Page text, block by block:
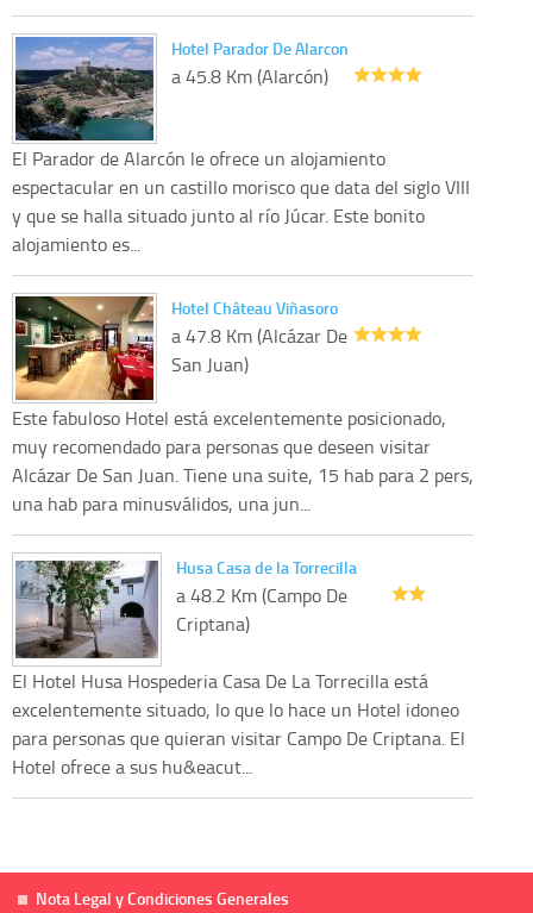
Hotel Parador De Alarcon
a 45.8 Km (Alarcón)
El Parador de Alarcón le ofrece un alojamiento
espectacular en un castillo morisco que data del siglo VIII
y que se halla situado junto al río Júcar. Este bonito
alojamiento es...
Hotel Château Viñasoro
a 47.8 Km (Alcázar De
San Juan)
Este fabuloso Hotel está excelentemente posicionado,
muy recomendado para personas que deseen visitar
Alcázar De San Juan. Tiene una suite, 15 hab para 2 pers,
una hab para minusválidos, una jun...
Husa Casa de la Torrecilla
a 48.2 Km (Campo De
Criptana)
El Hotel Husa Hospederia Casa De La Torrecilla está
excelentemente situado, lo que lo hace un Hotel idoneo
para personas que quieran visitar Campo De Criptana. El
Hotel ofrece a sus hu&eacut...
Nota Legal y Condiciones Generales